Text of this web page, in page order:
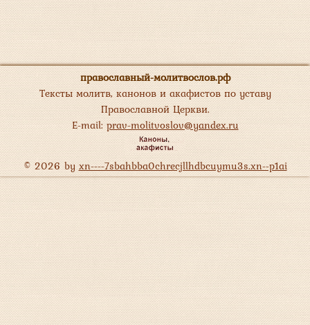
православный-молитвослов.рф
Тексты молитв, канонов и акафистов по уставу
Православной Церкви.
E-mail: prav-molitvoslov@yandex.ru
© 2026 by xn----7sbahbba0chrecjllhdbcuymu3s.xn--p1ai